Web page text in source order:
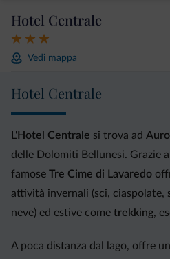
Hotel Centrale
Vedi mappa
Hotel Centrale
L' Hotel Centrale si trova ad
delle Dolomiti Bellunesi. Grazie
famose Tre Cime di Lavaredo
attività invernali (sci, ciaspolate,
neve) ed estive come trekking,
A poca distanza dal lago, offre un